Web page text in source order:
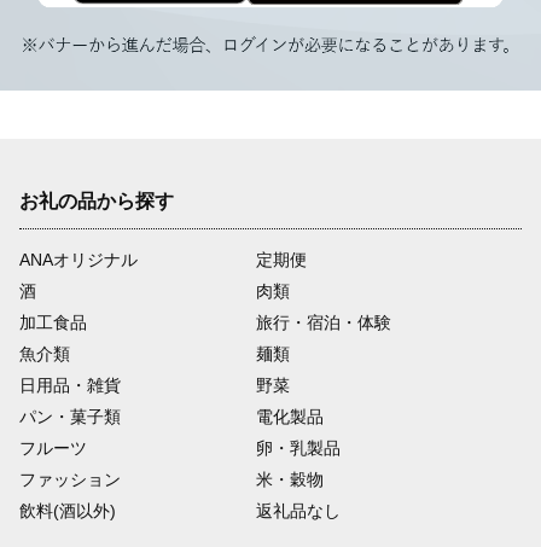
お礼の品から探す
ANAオリジナル
定期便
酒
肉類
加工食品
旅行・宿泊・体験
魚介類
麺類
日用品・雑貨
野菜
パン・菓子類
電化製品
フルーツ
卵・乳製品
ファッション
米・穀物
飲料(酒以外)
返礼品なし